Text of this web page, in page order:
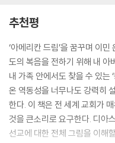
삶과 행동으로 복음의 증인이
여러 장벽을 극복할 것이다
-4부 글로벌 디아스포라 시대
다양성이 증가하고, 지구촌 방
는 세계에서 우리의 마음엔 소
렷하다. 예수 그리스도의 복음
유일한 처방이자 치료책이며
-4부 글로벌 디아스포라 시대
교학적 현실의 도전과 기회에 직
이 책의 제목은 이에 대한 전
유를 알고 있을 것이다. 이 책의
계절에 따라 씨를 뿌려 수확하
다. 여기서 나라와 국가는 다른
국가는 지리적 위치를 뜻한다.
져 심어진 씨앗과 같다. 종국에
나라 사람의 종말론적 거주지
다.
3. 이들 중에는 소위 접근제한
독교에 대해 전혀 무지하게나
나 살았던 지역에 교회나 선교
들이 있다.
4, 선교적으로 보면 ‘호박이 넝
추천평
‘아메리칸 드림’을 꿈꾸며 이
도의 복음을 전하기 위해 내 아
내 가족 안에서도 찾을 수 있는
온 역동성을 너무나도 강력히
한다. 이 책은 전 세계 교회가
것을 큰소리로 요구한다. 디아
선교에 대한 전체 그림을 이해